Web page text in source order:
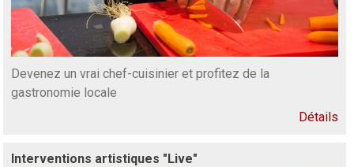
Devenez un vrai chef-cuisinier et profitez de la
gastronomie locale
Détails
Interventions artistiques "Live"